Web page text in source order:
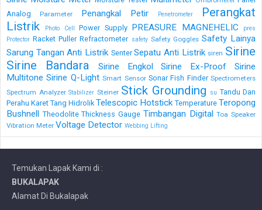
Analog
Parameter Penangkal Petir Penetrometer
Perangkat
Listrik
Photo Cell Power Supply PREASURE MAGNEHELIC
pres
Protector Racket Puller Refractometer safety Safety Goggles Safety Lainya
Sarung Tangan Anti Listrik Senter Sepatu Anti Listrik siren Sirine
Sirine Bandara
Sirine Engkol Sirine Ex-Proof
Sirine
Multitone Sirine Q-Light Smart Sensor Sonar Fish Finder Spectrometers
Spectrum Analyzer Stabilizer Steiner Stick Grounding su Tandu Dan
Perahu Karet Tang Hidrolik Telescopic Hotstick Temperature Teropong
Bushnell Theodolite Thickness Gauge Timbangan Digital Toa Speaker
Vibration Meter Voltage Detector Webbing Lifting
Temukan Lapak Kami di :
BUKALAPAK
Alamat Di Bukalapak